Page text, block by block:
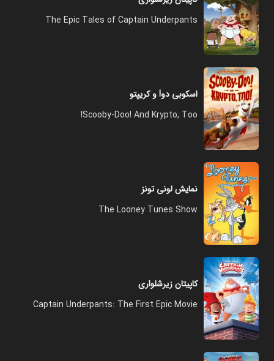
The Epic Tales of Captain Underpants
اسکوبی دو! و کریپتو
Scooby-Doo! And Krypto, Too!
نمایش لونی تونز
The Looney Tunes Show
کاپیتان زیرشلواری
Captain Underpants: The First Epic Movie